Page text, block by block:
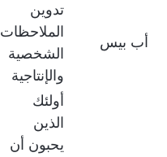
أب بيس
تدوين
الملاحظات
الشخصية
والإنتاجية
أولئك
الذين
يحبون أن